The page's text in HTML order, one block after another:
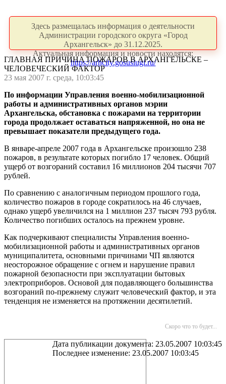
Здесь размещалась информация о деятельности
Администрации городского округа «Город
Архангельск» до 31.12.2025.
Актуальная информация и новости находятся:
https://arhcity.gosuslugi.ru/
ГЛАВНАЯ ПРИЧИНА ПОЖАРОВ В АРХАНГЕЛЬСКЕ –
ЧЕЛОВЕЧЕСКИЙ ФАКТОР
23 мая 2007 г. среда, 10:03:45
По информации Управления военно-мобилизационной
работы и административных органов мэрии
Архангельска, обстановка с пожарами на территории
города продолжает оставаться напряженной, но она не
превышает показатели предыдущего года.
В январе-апреле 2007 года в Архангельске произошло 238
пожаров, в результате которых погибло 17 человек. Общий
ущерб от возгораний составил 16 миллионов 204 тысячи 707
рублей.
По сравнению с аналогичным периодом прошлого года,
количество пожаров в городе сократилось на 46 случаев,
однако ущерб увеличился на 1 миллион 237 тысяч 793 рубля.
Количество погибших осталось на прежнем уровне.
Как подчеркивают специалисты Управления военно-
мобилизационной работы и административных органов
муниципалитета, основными причинами ЧП являются
неосторожное обращение с огнем и нарушение правил
пожарной безопасности при эксплуатации бытовых
электроприборов. Основой для подавляющего большинства
возгораний по-прежнему служит человеческий фактор, и эта
тенденция не изменяется на протяжении десятилетий.
Скоро что то будет...
Дата публикации документа: 23.05.2007 10:03:45
Последнее изменение: 23.05.2007 10:03:45